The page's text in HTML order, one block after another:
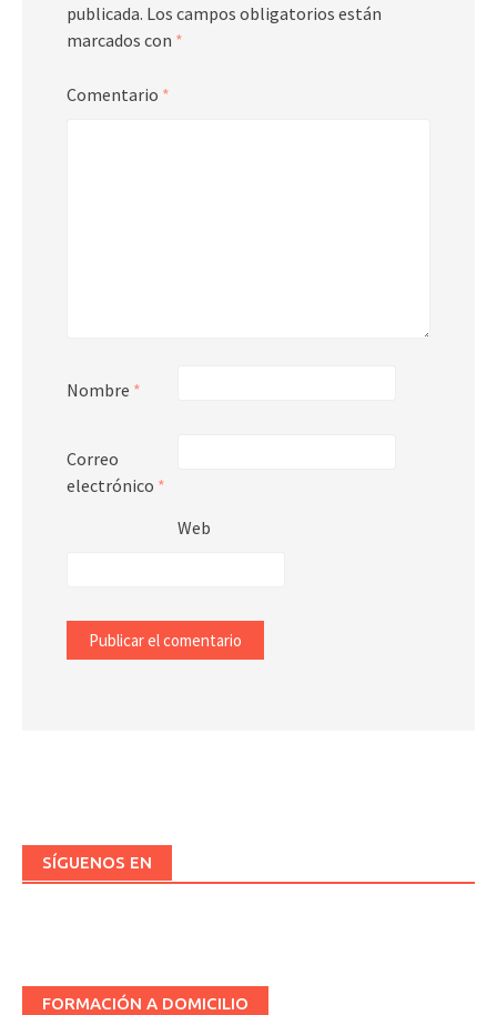
publicada. Los campos obligatorios están
marcados con *
Comentario *
Nombre *
Correo
electrónico *
Web
SÍGUENOS EN
FORMACIÓN A DOMICILIO